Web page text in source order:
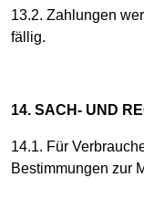
13.2. Zahlungen
fällig.
14. SACH- UND
14.1. Für
Bestimmungen zur